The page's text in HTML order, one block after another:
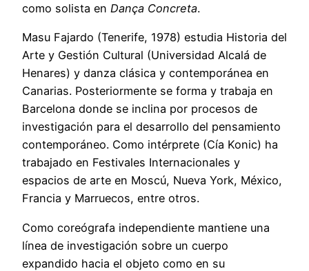
como solista en Dança Concreta.
Masu Fajardo (Tenerife, 1978) estudia Historia del
Arte y Gestión Cultural (Universidad Alcalá de
Henares) y danza clásica y contemporánea en
Canarias. Posteriormente se forma y trabaja en
Barcelona donde se inclina por procesos de
investigación para el desarrollo del pensamiento
contemporáneo. Como intérprete (Cía Konic) ha
trabajado en Festivales Internacionales y
espacios de arte en Moscú, Nueva York, México,
Francia y Marruecos, entre otros.
Como coreógrafa independiente mantiene una
línea de investigación sobre un cuerpo
expandido hacia el objeto como en su